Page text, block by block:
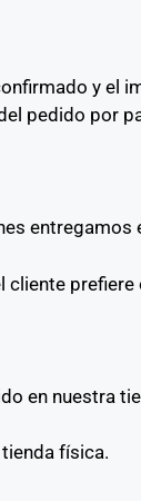
y
pedido por
en nuestra
física.